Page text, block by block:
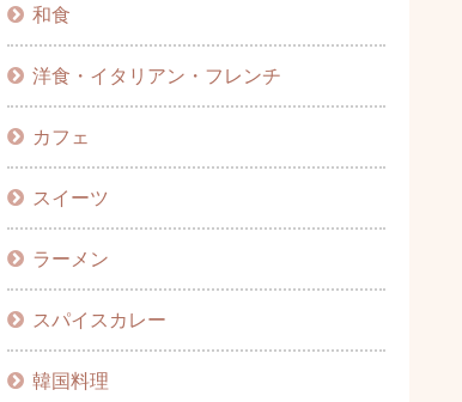
和食
洋食・イタリアン・フレンチ
カフェ
スイーツ
ラーメン
スパイスカレー
韓国料理